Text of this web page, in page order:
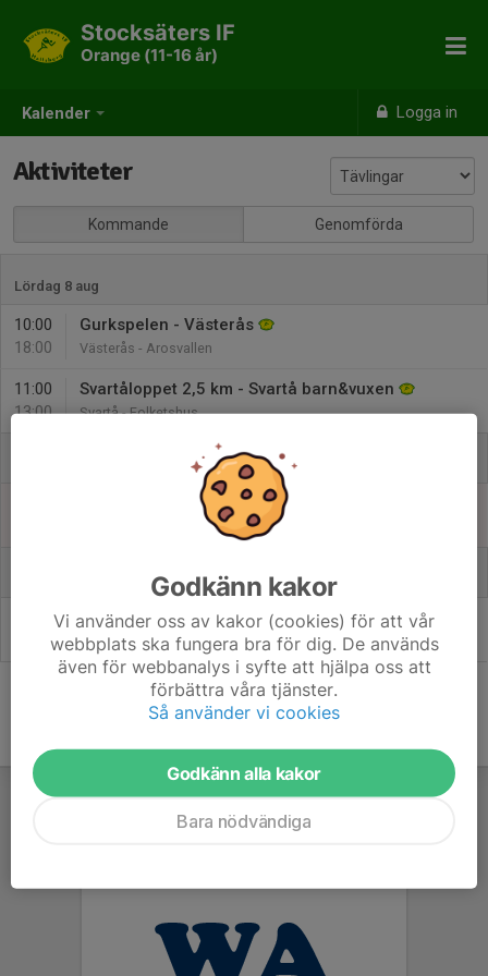
Kalender Logga in
Stocksäters IF
Orange (11-16 år)
Aktiviteter
Kommande Genomförda
Lördag 8 aug
10:00
18:00
Gurkspelen - Västerås
Västerås - Arosvallen
11:00
13:00
Svartåloppet 2,5 km - Svartå barn&vuxen
Svartå - Folketshus
Gurkspelen - Västerås
Västerås - Arosvallen
19:00
Göta ungdomsspel ute - Karlstad
Karlstad - Sola arena & Massa Lind arena
Godkänn kakor
Vi använder oss av kakor (cookies) för att vår
webbplats ska fungera bra för dig. De används
även för webbanalys i syfte att hjälpa oss att
förbättra våra tjänster.
Så använder vi cookies
Godkänn alla kakor
Bara nödvändiga